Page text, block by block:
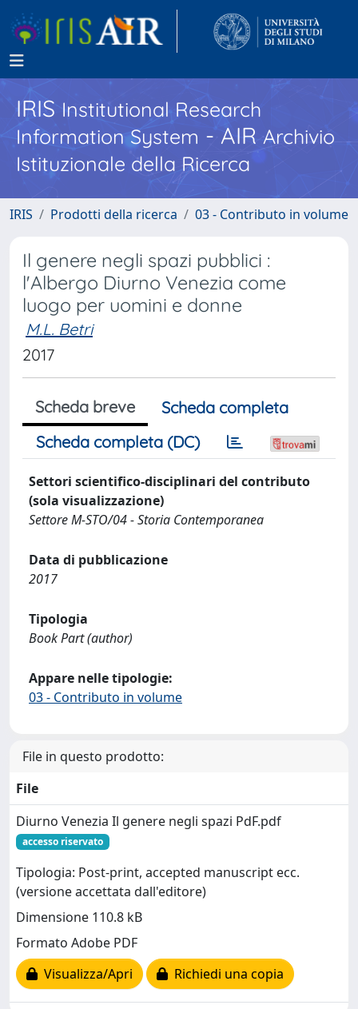
IRISInstitutional Research
Information System - AIR Archivio
Istituzionale della Ricerca
IRIS Prodotti della ricerca 03 - Contributo in volume
Il genere negli spazi pubblici :
l'Albergo Diurno Venezia come
luogo per uomini e donne
M.L. Betri
2017
Scheda breve
Scheda completa
Scheda completa (DC)
Settori scientifico-disciplinari del contributo
(sola visualizzazione)
Settore M-STO/04 - Storia Contemporanea
Data di pubblicazione
2017
Tipologia
Book Part (author)
Appare nelle tipologie:
03 - Contributo in volume
File in questo prodotto:
File
Diurno Venezia Il genere negli spazi PdF.pdf
accesso riservato
Tipologia: Post-print, accepted manuscript ecc.
(versione accettata dall'editore)
Dimensione 110.8 kB
Formato Adobe PDF
Visualizza/Apri
Richiedi una copia